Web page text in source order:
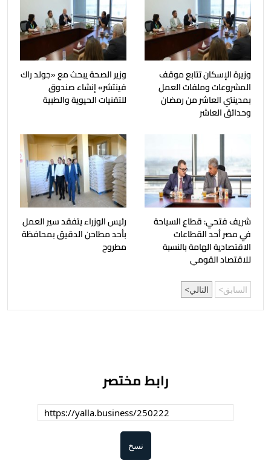
وزيرة الإسكان تتابع موقف
المشروعات وملفات العمل
بمدينتي العاشر من رمضان
وحدائق العاشر
وزير الصحة يبحث مع «جولد راك
فينتشر» إنشاء صندوق
للتقنيات الحيوية والطبية
شريف فتحي: قطاع السياحة
في مصر أحد القطاعات
الاقتصادية الهامة بالنسبة
للاقتصاد القومي
رئيس الوزراء يتفقد سير العمل
بأحد مطاحن الدقيق بمحافظة
مطروح
السابق التالي
رابط مختصر
نسخ